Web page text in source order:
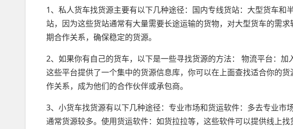
1、私人货车找货源主要有以下几种途径：国内专线货站：大型货车和
站，因为这些货站通常有大量需要长途运输的货物，对大型货车的需
期合作关系，确保稳定的货源。
2、如果你有自己的货车，以下是一些寻找货源的方法： 物流平台：加
这些平台提供了一个集中的货源信息库，你可以在上面查找适合你的
作关系，成为他们的合作伙伴或承包商。
3、小货车找货源有以下几种途径：专业市场和货运软件：多去专业市
通常货源较多。使用货运软件：如货拉拉等，这些软件可以提供线上